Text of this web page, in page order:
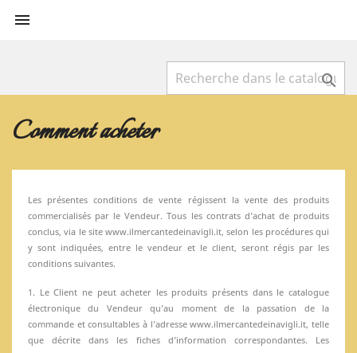


Comment acheter
Les présentes conditions de vente régissent la vente des produits
commercialisés par le Vendeur. Tous les contrats d’achat de produits
conclus, via le site www.ilmercantedeinavigli.it, selon les procédures qui
y sont indiquées, entre le vendeur et le client, seront régis par les
conditions suivantes.
1. Le Client ne peut acheter les produits présents dans le catalogue
électronique du Vendeur qu’au moment de la passation de la
commande et consultables à l’adresse www.ilmercantedeinavigli.it, telle
que décrite dans les fiches d’information correspondantes. Les